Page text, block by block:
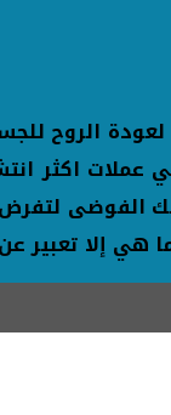
الروح
اكثر
تلك الفوضى